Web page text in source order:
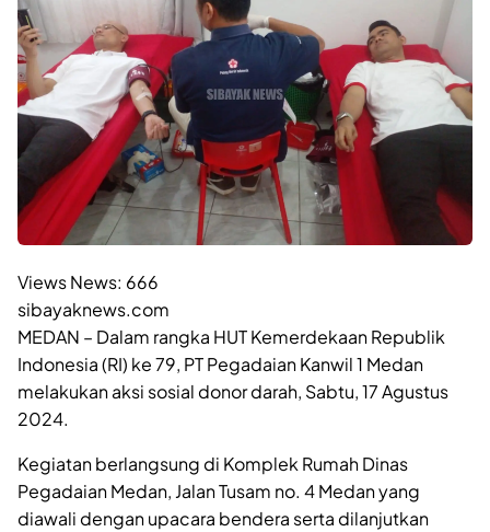
Views News: 666
sibayaknews.com
MEDAN – Dalam rangka HUT Kemerdekaan Republik
Indonesia (RI) ke 79, PT Pegadaian Kanwil 1 Medan
melakukan aksi sosial donor darah, Sabtu, 17 Agustus
2024.
Kegiatan berlangsung di Komplek Rumah Dinas
Pegadaian Medan, Jalan Tusam no. 4 Medan yang
diawali dengan upacara bendera serta dilanjutkan